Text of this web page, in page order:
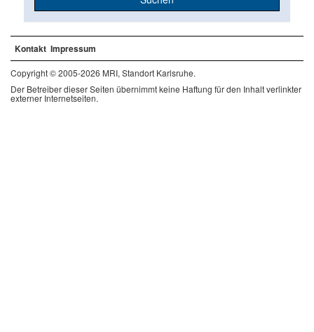
Kontakt Impressum
Copyright © 2005-2026 MRI, Standort Karlsruhe.
Der Betreiber dieser Seiten übernimmt keine Haftung für den Inhalt verlinkter
externer Internetseiten.